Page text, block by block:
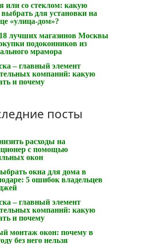
или со стеклом: какую
выбрать для установки на
«улица-дом»?
лучших магазинов Москвы
подоконников из
мрамора
– главный элемент
компаний: какую
и почему
посты
расходы на
с помощью
окон
окна для дома в
5 ошибок владельцев
– главный элемент
компаний: какую
и почему
монтаж окон: почему в
без него нельзя